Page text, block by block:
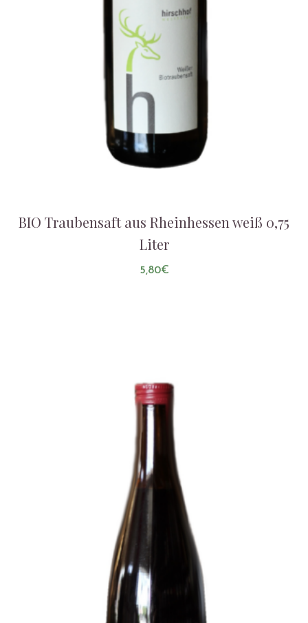
BIO Traubensaft aus Rheinhessen weiß 0,75
Liter
5,80€